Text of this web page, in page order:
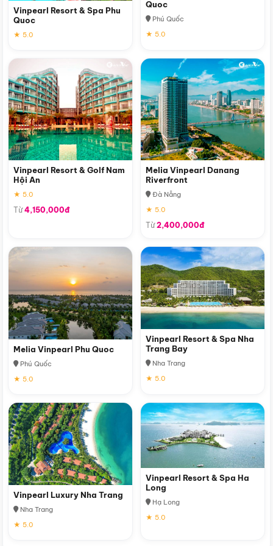
Vinpearl Resort & Spa Phu
Quoc
★ 5.0
Quoc
Phú Quốc
★ 5.0
Vinpearl Resort & Golf Nam
Hội An
★ 5.0
Từ4,150,000đ
Melia Vinpearl Danang
Riverfront
Đà Nẵng
★ 5.0
Từ2,400,000đ
Melia Vinpearl Phu Quoc
Phú Quốc
★ 5.0
Vinpearl Resort & Spa Nha
Trang Bay
Nha Trang
★ 5.0
Vinpearl Luxury Nha Trang
Nha Trang
★ 5.0
Vinpearl Resort & Spa Ha
Long
Hạ Long
★ 5.0